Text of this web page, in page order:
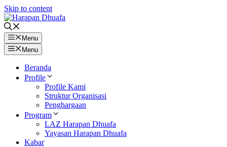
Skip to content
Menu
Menu
Beranda
Profile
Profile Kami
Struktur Organisasi
Penghargaan
Program
LAZ Harapan Dhuafa
Yayasan Harapan Dhuafa
Kabar